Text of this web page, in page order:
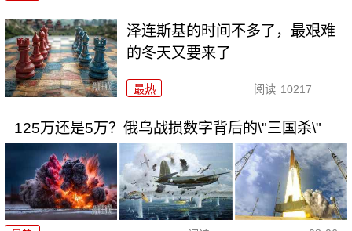
泽连斯基的时间不多了，最艰难
的冬天又要来了
最热 阅读 10217
125万还是5万？俄乌战损数字背后的\"三国杀\"